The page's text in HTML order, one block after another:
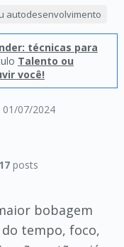
01/07/2024
autodesenvolvimento
técnicas para
Talento ou
você!
17posts
bobagem
tempo, foco,